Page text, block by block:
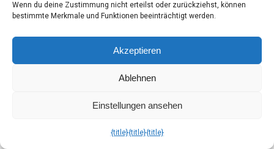
Riegel gelegentliche Leckereien, keine
regelmäßige Komponente.
In der Brandnooz Box August 2025 fügt sich
Kinder Country als vertrauter Twist ein: ein
kleiner, warmherziger Geschmacksmoment,
ohne mehr vorzugeben als ein klassischer
Wenn du deine Zustimmung nicht erteilst oder zurückziehst, können
bestimmte Merkmale und Funktionen beeinträchtigt werden.
Akzeptieren
Ablehnen
Einstellungen ansehen
{title}{title}{title}